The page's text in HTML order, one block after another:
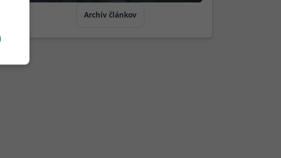
Archív článkov